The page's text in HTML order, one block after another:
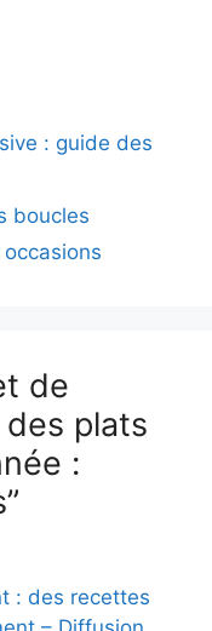
: guide des
boucles
de
plats
:
: des recettes